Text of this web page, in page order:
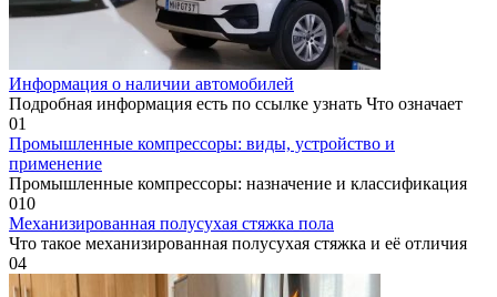
Информация о наличии автомобилей
Подробная информация есть по ссылке узнать Что означает
01
Промышленные компрессоры: виды, устройство и
применение
Промышленные компрессоры: назначение и классификация
010
Механизированная полусухая стяжка пола
Что такое механизированная полусухая стяжка и её отличия
04